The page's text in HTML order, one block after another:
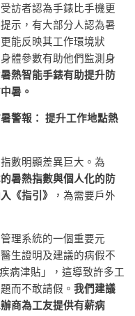
訪者認為手錶比手機更
示，有大部分人認為暑
能反映其工作環境狀
體參數有助他們監測身
熱智能手錶有助提升防
暑。
警報： 提升工作地點熱
數明顯差異巨大。為
暑熱指數與個人化的防
《指引》
，為需要戶外
理系統的一個重要元
生證明及建議的病假不
病津貼」，這導致許多工
而不敢請假。 我們建議
商為工友提供有薪病